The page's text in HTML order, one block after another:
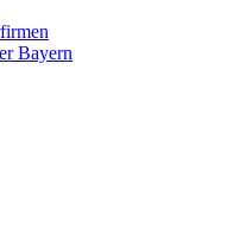
Bayern